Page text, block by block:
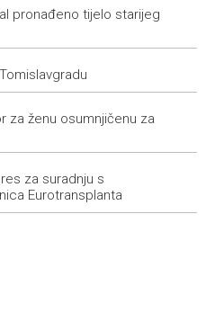
interes za suradnju s
Eurotransplanta
zbog visoke
okupila ljubitelje
vratio se u Livno:
uz sebe"
pronađeno tijelo starijeg
za ženu osumnjičenu za
za suradnju s
Eurotransplanta